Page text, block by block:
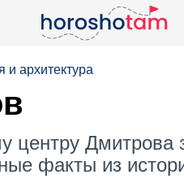
и архитектура
центру
факты из